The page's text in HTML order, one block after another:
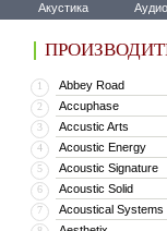
Акустика Аудио
1 Abbey Road
2 Accuphase
3 Accustic Arts
4 Acoustic Energy
5 Acoustic Signature
6 Acoustic Solid
7 Acoustical Systems